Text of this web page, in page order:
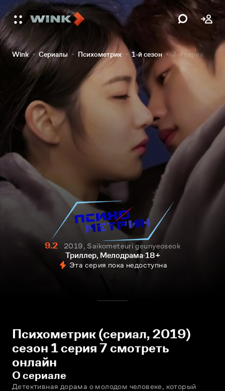
Wink Сериалы Психометрик 1-й сезон 7-я серия
9.2
2019, Saikometeuri geunyeoseok
Триллер, Мелодрама 18+
Эта серия пока недоступна
Психометрик (сериал, 2019)
сезон 1 серия 7 смотреть
онлайн
О сериале
Детективная дорама о молодом человеке, который